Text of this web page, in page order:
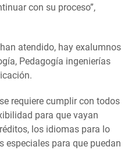
con su proceso”,
atendido, hay exalumnos
Pedagogía ingenierías
requiere cumplir con todos
para que vayan
los idiomas para lo
especiales para que puedan